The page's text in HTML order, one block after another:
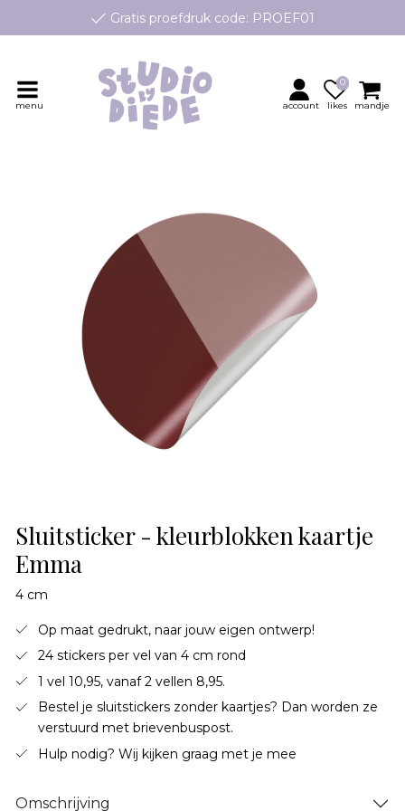
Gratis proefdruk code: PROEF01
geboortekaartjes op maat, speciaal ontworpen voor jouw
Persoonlijk contact en advies
menu account likes
0
mandje
Sluitsticker - kleurblokken kaartje
Emma
4 cm
Op maat gedrukt, naar jouw eigen ontwerp!
24 stickers per vel van 4 cm rond
1 vel 10,95, vanaf 2 vellen 8,95.
Bestel je sluitstickers zonder kaartjes? Dan worden ze
verstuurd met brievenbuspost.
Hulp nodig? Wij kijken graag met je mee
Omschrijving